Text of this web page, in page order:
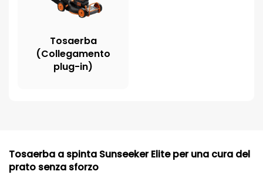
Tosaerba
(Collegamento
plug-in)
Tosaerba a spinta Sunseeker Elite per una cura del
prato senza sforzo